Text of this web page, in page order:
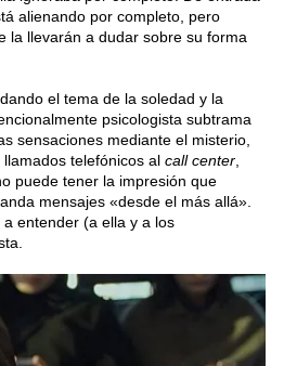
alienando por completo, pero
la llevarán a dudar sobre su forma
el tema de la soledad y la
psicologista subtrama
sensaciones mediante el misterio,
telefónicos al call center
puede tener la impresión que
mensajes «desde el más allá».
entender (a ella y a los